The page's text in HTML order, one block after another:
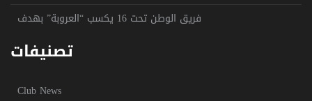
فريق الوطن تحت 16 يكسب “العروبة” بهدف
تصنيفات
Club News